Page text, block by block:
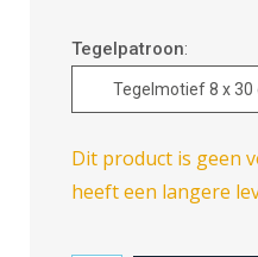
Tegelpatroon:
Dit product is geen
heeft een langere